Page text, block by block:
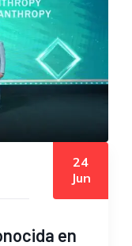
24
Jun
en